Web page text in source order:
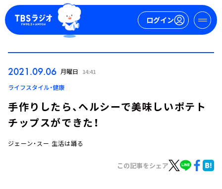
ログイン
ログイン
2021.09.06 月曜日 14:41
ライフスタイル・健康
手作りしたら、ヘルシーで美味しいポテト
チップスができた！
ジェーン・スー 生活は踊る
この記事をシェア